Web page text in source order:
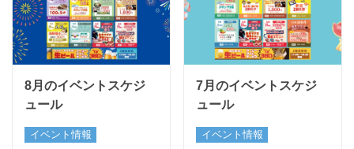
8月のイベントスケジ
ュール
イベント情報
7月のイベントスケジ
ュール
イベント情報